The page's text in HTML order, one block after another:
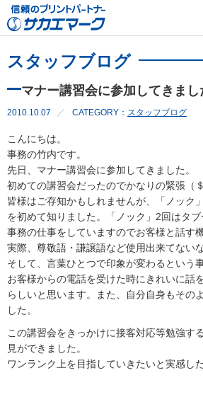
スタッフブログ
マナー講習会に参加してきまし
2010.10.07 CATEGORY： スタッフブログ
こんにちは。
事務の竹内です。
先日、マナー講習会に参加してきました。
初めての講習会だったのでかなりの緊張（
皆様はご存知かもしれませんが、「ノック
を初めて知りました。「ノック」2回はタ
事務の仕事をしていますのでお客様と話す
実際、尊敬語・謙譲語など使用出来てない
そして、言葉ひとつで印象が変わるという
お客様からの電話を受けた時にきれいに話
らしいと思います。また、自分自身もその
した。
この講習会をきっかけに接客対応等勉強す
見ができました。
ワンランク上を目指していきたいと実感し